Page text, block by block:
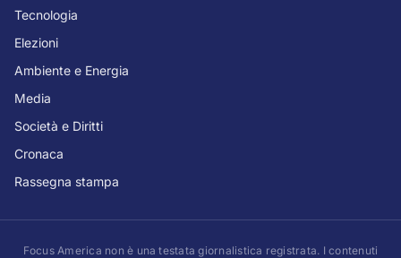
Tecnologia
Elezioni
Ambiente e Energia
Media
Società e Diritti
Cronaca
Rassegna stampa
Focus America non è una testata giornalistica registrata. I contenuti